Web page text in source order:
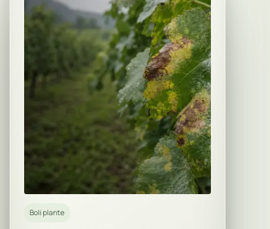
Boli plante